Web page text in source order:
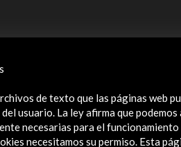
de texto que las páginas web
usuario. La ley afirma que podemos
necesarias para el funcionamiento
necesitamos su permiso. Esta